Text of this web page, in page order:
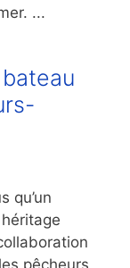
...
qu’un
pêcheurs